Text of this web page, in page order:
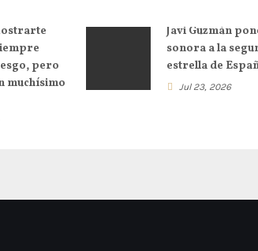
pero
muchísimo
Javi Guzmán
sonora a la
estrella de
Jul 23, 2026